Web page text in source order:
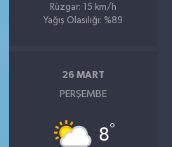
Rüzgar: 15 km/h
Yağış Olasılığı: %89
26 MART
PERŞEMBE
8°